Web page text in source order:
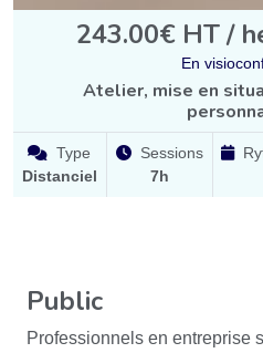
243.00€ HT /
En
Atelier, mise en
Type
Distanciel
Sessions
7h
Public
Professionnels en entreprise